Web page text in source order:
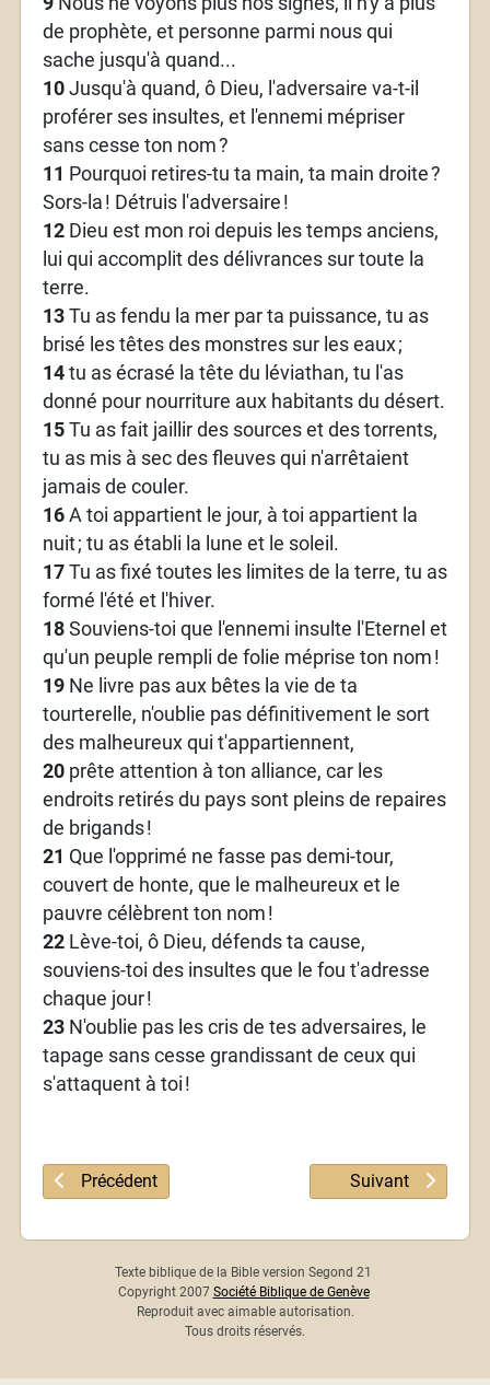
de prophète, et personne parmi nous qui
sache jusqu'à quand...
10Jusqu'à quand, ô Dieu, l'adversaire va-t-il
proférer ses insultes, et l'ennemi mépriser
sans cesse ton nom?
11 Pourquoi retires-tu ta main, ta main droite?
Sors-la ! Détruis l'adversaire !
12Dieu est mon roi depuis les temps anciens,
lui qui accomplit des délivrances sur toute la
terre.
13Tu as fendu la mer par ta puissance, tu as
brisé les têtes des monstres sur les eaux;
14tu as écrasé la tête du léviathan, tu l'as
donné pour nourriture aux habitants du désert.
15Tu as fait jaillir des sources et des torrents,
tu as mis à sec des fleuves qui n'arrêtaient
jamais de couler.
16A toi appartient le jour, à toi appartient la
nuit; tu as établi la lune et le soleil.
17Tu as fixé toutes les limites de la terre, tu as
formé l'été et l'hiver.
18Souviens-toi que l'ennemi insulte l'Eternel et
qu'un peuple rempli de folie méprise ton nom !
19Ne livre pas aux bêtes la vie de ta
tourterelle, n'oublie pas définitivement le sort
des malheureux qui t'appartiennent,
20prête attention à ton alliance, car les
endroits retirés du pays sont pleins de repaires
de brigands!
21 Que l'opprimé ne fasse pas demi-tour,
couvert de honte, que le malheureux et le
pauvre célèbrent ton nom !
22Lève-toi, ô Dieu, défends ta cause,
souviens-toi des insultes que le fou t'adresse
chaque jour!
23N'oublie pas les cris de tes adversaires, le
tapage sans cesse grandissant de ceux qui
s'attaquent à toi !
Article précédent : Psaume 73
Précédent Article suivant :
Suivant
Texte biblique de la Bible version Segond 21
Copyright 2007 Société Biblique de Genève
Reproduit avec aimable autorisation.
Tous droits réservés.